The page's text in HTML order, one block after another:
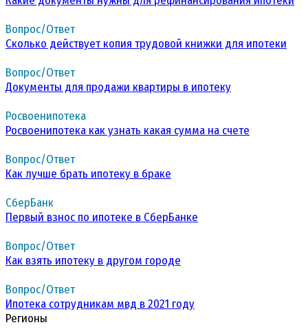
Вопрос/Ответ
Сколько действует копия трудовой книжки для ипотеки
Вопрос/Ответ
Документы для продажи квартиры в ипотеку
Росвоенипотека
Росвоенипотека как узнать какая сумма на счете
Вопрос/Ответ
Как лучше брать ипотеку в браке
СберБанк
Первый взнос по ипотеке в СберБанке
Вопрос/Ответ
Как взять ипотеку в другом городе
Вопрос/Ответ
Ипотека сотрудникам мвд в 2021 году
Регионы